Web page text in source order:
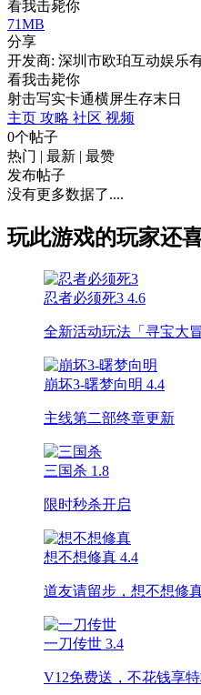
看我击毙你
71MB
分享
开发商: 深圳市欧珀互动娱乐
看我击毙你
射击写实卡通横屏生存末日
主页 攻略 社区 视频
0个帖子
热门 | 最新 | 最赞
发布帖子
没有更多数据了....
玩此游戏的玩家还
忍者必须死3 4.6
全新活动玩法「寻宝大冒
崩坏3-曙梦向明 4.4
主线第二部终章更新
三国杀 1.8
限时秒杀开启
想不想修真 4.4
道友请留步，想不想修
一刀传世 3.4
V12免费送，不花钱享